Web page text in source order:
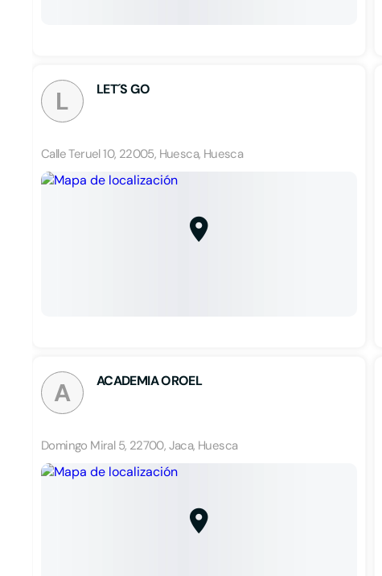
L LET´S GO
Calle Teruel 10, 22005, Huesca, Huesca
A ACADEMIA OROEL
Domingo Miral 5, 22700, Jaca, Huesca